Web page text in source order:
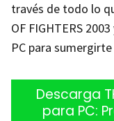
través de todo lo
OF FIGHTERS
PC para
Descarga
para PC: